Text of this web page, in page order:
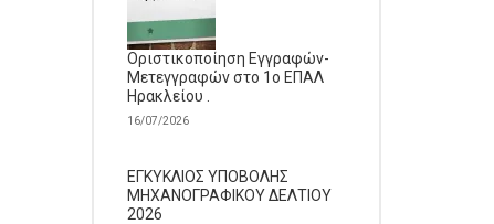
Οριστικοποίηση Εγγραφών-
Μετεγγραφών στο 1ο ΕΠΑΛ
Ηρακλείου .
16/07/2026
ΕΓΚΥΚΛΙΟΣ ΥΠΟΒΟΛΗΣ
ΜΗΧΑΝΟΓΡΑΦΙΚΟΥ ΔΕΛΤΙΟΥ
2026